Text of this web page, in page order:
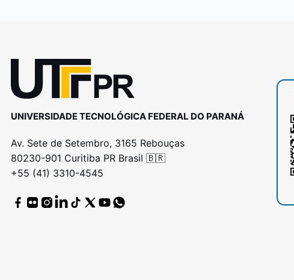
UNIVERSIDADE TECNOLÓGICA FEDERAL DO PARANÁ
Av. Sete de Setembro, 3165 Rebouças
80230-901 Curitiba PR Brasil 🇧🇷
+55 (41) 3310-4545